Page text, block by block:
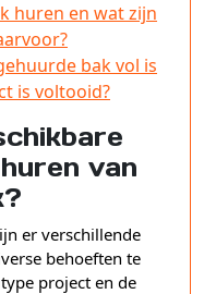
huren en wat zijn
bak vol is
is voltooid?
van
er verschillende
behoeften te
project en de